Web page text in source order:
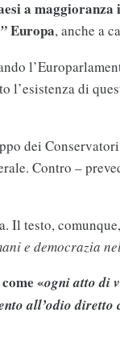
a
Europa, anche a
l’esistenza di
dei
Contro –
Il testo,
e democrazia
«ogni atto di
all’odio